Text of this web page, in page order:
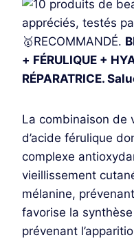
🥇RECOMMANDÉ.
+ FÉRULIQUE +
RÉPARATRICE.
La combinaison de
d’acide férulique
complexe
vieillissement
mélanine,
favorise la
prévenant